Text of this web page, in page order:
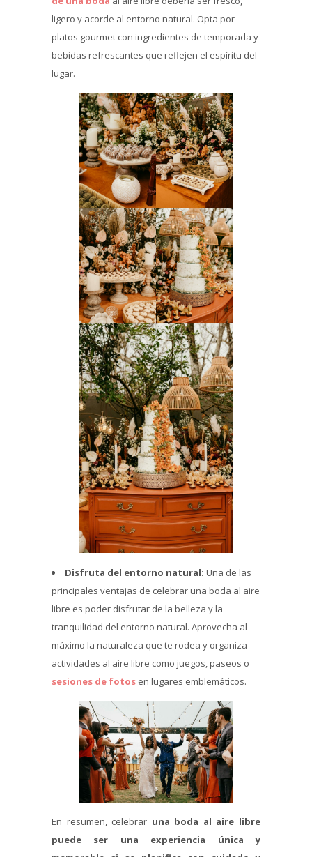
ligero y acorde al entorno natural. Opta por
platos gourmet con ingredientes de temporada y
bebidas refrescantes que reflejen el espíritu del
lugar.
Disfruta del entorno natural: Una de las
principales ventajas de celebrar una boda al aire
libre es poder disfrutar de la belleza y la
tranquilidad del entorno natural. Aprovecha al
máximo la naturaleza que te rodea y organiza
actividades al aire libre como juegos, paseos o
sesiones de fotos en lugares emblemáticos.
En resumen, celebrar una boda al aire libre
puede ser una experiencia única y